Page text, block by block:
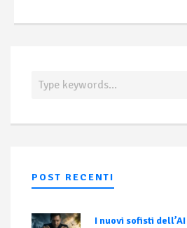
POST RECENTI
I nuovi sofisti dell’AI